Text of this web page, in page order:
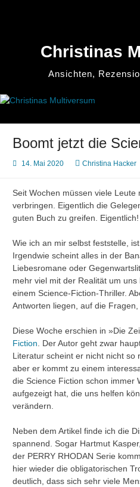
Christinas
Ansichten,
Boomt jetzt die
14. Mai 2020 Christina Hacker
Seit Wochen müssen viele Leute
verbringen. Eigentlich die
guten Buch zu greifen. Eigentlich!
Wie ich an mir selbst feststelle,
Irgendwie scheint alles in der
Liebesromane oder
mehr viel mit der Realität um
einem Science-Fiction-Thriller.
Antworten liegen, auf die
Diese Woche erschien in »Die
Fiction. Der Autor geht zwar
Literatur scheint er nicht nicht so
aber er kommt zu einem
die Science Fiction schon immer
aufgezeigt hat, die uns helfen
verändern.
Neben dem Artikel finde ich die
spannend. Sogar Hartmut
der PERRY RHODAN Serie
hier wieder die obligatorischen
deutlich, dass sich sehr viele